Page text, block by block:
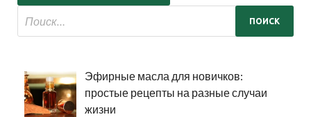
Эфирные масла для новичков:
простые рецепты на разные случаи
жизни